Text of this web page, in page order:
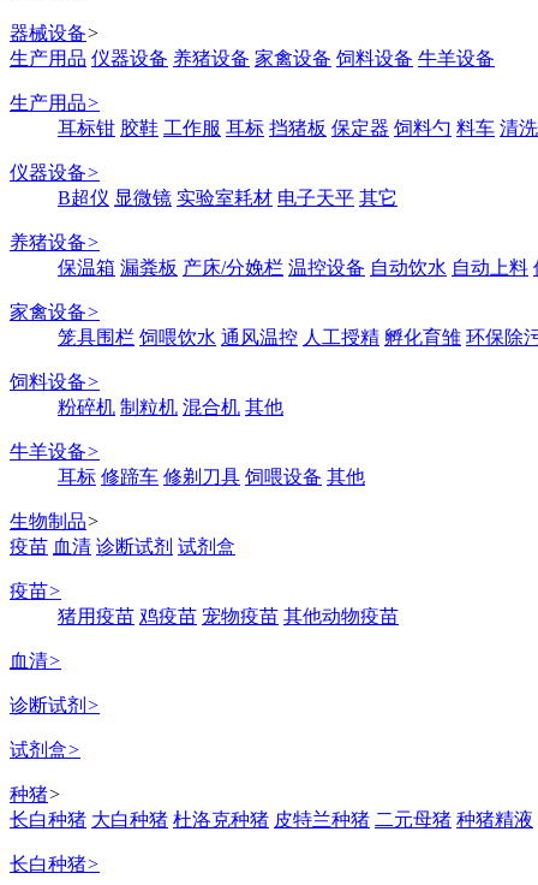
器械设备>
生产用品 仪器设备 养猪设备 家禽设备 饲料设备 牛羊设备
生产用品>
耳标钳 胶鞋 工作服 耳标 挡猪板 保定器 饲料勺 料车 清
仪器设备>
B超仪 显微镜 实验室耗材 电子天平 其它
养猪设备>
保温箱 漏粪板 产床/分娩栏 温控设备 自动饮水 自动上料
家禽设备>
笼具围栏 饲喂饮水 通风温控 人工授精 孵化育雏 环保除
饲料设备>
粉碎机 制粒机 混合机 其他
牛羊设备>
耳标 修蹄车 修剃刀具 饲喂设备 其他
生物制品>
疫苗 血清 诊断试剂 试剂盒
疫苗>
猪用疫苗 鸡疫苗 宠物疫苗 其他动物疫苗
血清>
诊断试剂 >
试剂盒>
种猪>
长白种猪 大白种猪 杜洛克种猪 皮特兰种猪 二元母猪 种猪精液
长白种猪>